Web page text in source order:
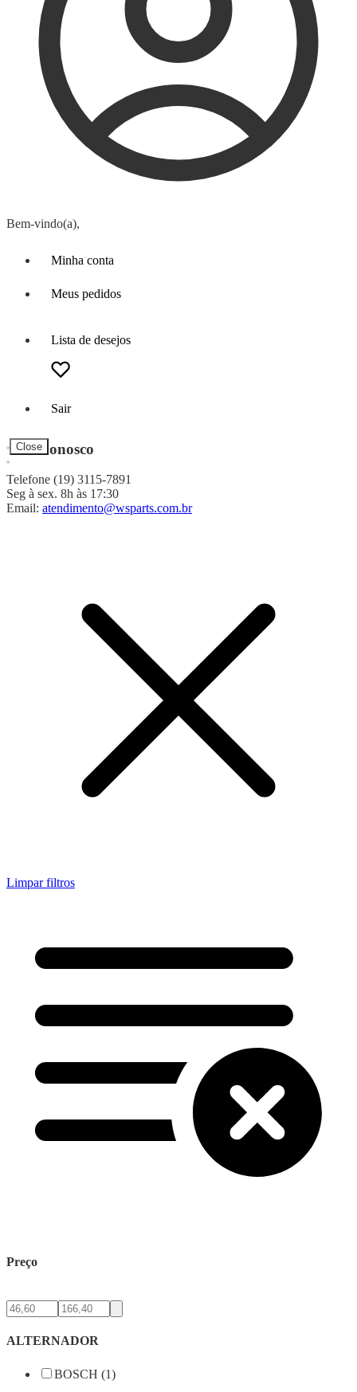
Bem-vindo(a),
Minha conta
Meus pedidos
Lista de desejos
Sair
Close
Fale Conosco
Telefone (19) 3115-7891
Seg à sex. 8h às 17:30
Email: atendimento@wsparts.com.br
Limpar filtros
Preço
ALTERNADOR
BOSCH (1)